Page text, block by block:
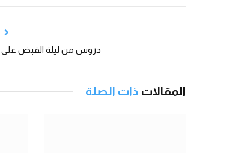
دروس من ليلة القبض
المقالات ذات الصلة